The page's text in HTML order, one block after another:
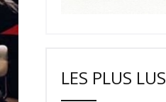
LES PLUS LUS